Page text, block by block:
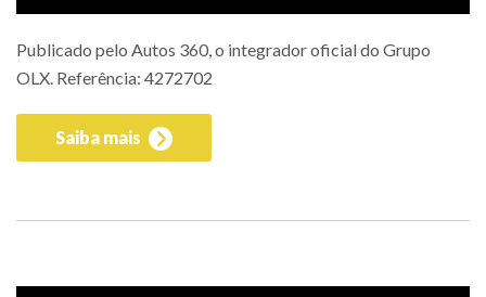
Publicado pelo Autos 360, o integrador oficial do Grupo
OLX. Referência: 4272702
Saiba mais